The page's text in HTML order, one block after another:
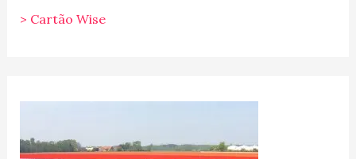
> Cartão Wise